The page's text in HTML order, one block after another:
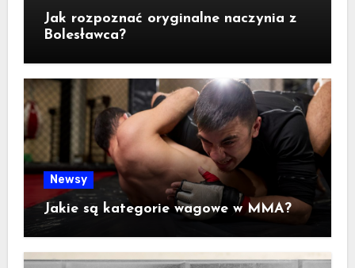
Jak rozpoznać oryginalne naczynia z
Bolesławca?
Newsy
Jakie są kategorie wagowe w MMA?